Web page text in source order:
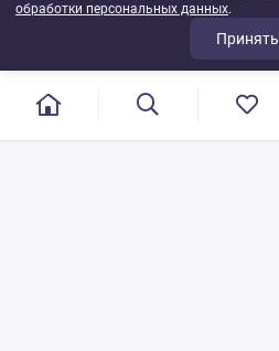
обработки персональных данных.
Принять